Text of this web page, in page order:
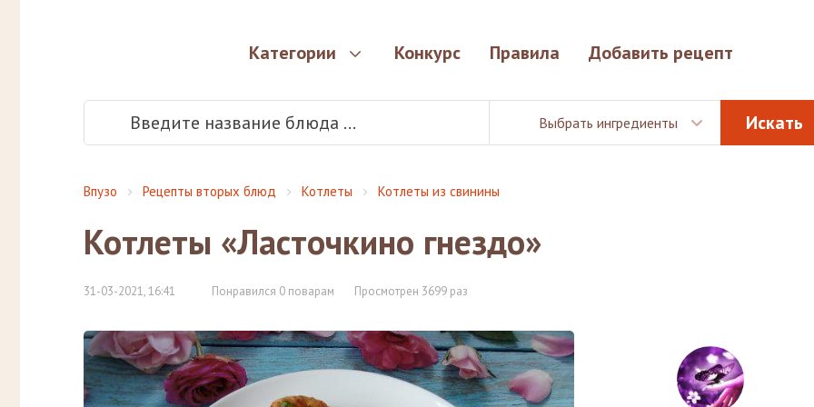
Категории Конкурс Правила Добавить рецепт
Выбрать ингредиенты
Впузо Рецепты вторых блюд Котлеты Котлеты из свинины
Котлеты «Ласточкино гнездо»
31-03-2021, 16:41 Понравился 0 поварам Просмотрен 3699 раз